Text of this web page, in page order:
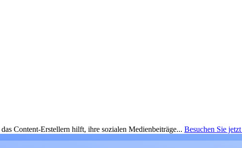
Content-Erstellern hilft, ihre sozialen Medienbeiträge... Besuchen Sie jetzt